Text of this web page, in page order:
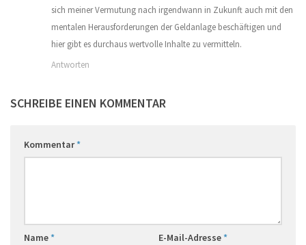
sich meiner Vermutung nach irgendwann in Zukunft auch mit den
mentalen Herausforderungen der Geldanlage beschäftigen und
hier gibt es durchaus wertvolle Inhalte zu vermitteln.
Antworten
SCHREIBE EINEN KOMMENTAR
Kommentar*
Name* E-Mail-Adresse*